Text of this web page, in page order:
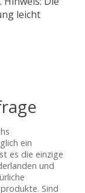
leicht
ein
es die einzige
und
Sind